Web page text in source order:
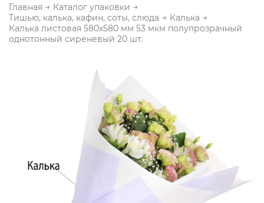
Главная → Каталог упаковки →
Тишью, калька, кафин, соты, слюда → Калька →
Калька листовая 580х580 мм 53 мкм полупрозрачный
однотонный сиреневый 20 шт.